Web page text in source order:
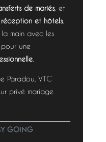
de mariés, et
et hôtels.
main avec les
une
.
Paradou, VTC
privé mariage
Going